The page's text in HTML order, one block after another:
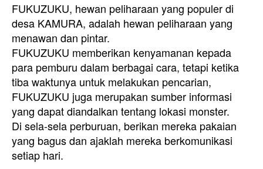
FUKUZUKU, hewan peliharaan yang populer di
desa KAMURA, adalah hewan peliharaan yang
menawan dan pintar.
FUKUZUKU memberikan kenyamanan kepada
para pemburu dalam berbagai cara, tetapi ketika
tiba waktunya untuk melakukan pencarian,
FUKUZUKU juga merupakan sumber informasi
yang dapat diandalkan tentang lokasi monster.
Di sela-sela perburuan, berikan mereka pakaian
yang bagus dan ajaklah mereka berkomunikasi
setiap hari.